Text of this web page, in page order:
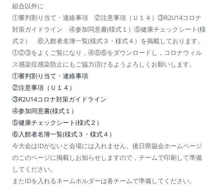
組合以外に
①審判割り当て・連絡事項 ②注意事項（Ｕ１４）③R2U14コロナ
対策ガイドライン ④参加同意書(様式１）⑤健康チェックシート(様
式２） ⑥入館者名簿一覧(様式３・様式４）を掲載しております。
①②③をよくご覧になり，④⑤⑥をダウンロードし，コロナウィル
ス感染症感染防止にもご協力頂けるようよろしくお願いします。
①審判割り当て・連絡事項
②注意事項（Ｕ１４）
③R2U14コロナ対策ガイドライン
④参加同意書(様式１）
⑤健康チェックシート(様式２）
⑥入館者名簿一覧(様式３・様式４）
今大会はIDがないと会場には入れません。後日県協会ホームページ
のこのページに掲載しお知らせしますので，チームで印刷して準備
してください。
またIDを入れるネームホルダーは各チームで準備してください。